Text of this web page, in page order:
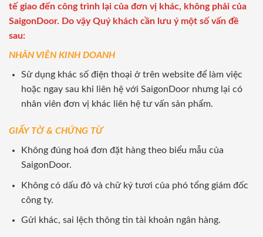
tế giao đến công trình lại của đơn vị khác, không phải của
SaigonDoor. Do vậy Quý khách cần lưu ý một số vấn đề
sau:
NHÂN VIÊN KINH DOANH
Sử dụng khác số điện thoại ở trên website để làm việc
hoặc ngay sau khi liên hệ với SaigonDoor nhưng lại có
nhân viên đơn vị khác liên hệ tư vấn sản phẩm.
GIẤY TỜ & CHỨNG TỪ
Không đúng hoá đơn đặt hàng theo biểu mẫu của
SaigonDoor.
Không có dấu đỏ và chữ ký tươi của phó tổng giám đốc
công ty.
Gửi khác, sai lệch thông tin tài khoản ngân hàng.